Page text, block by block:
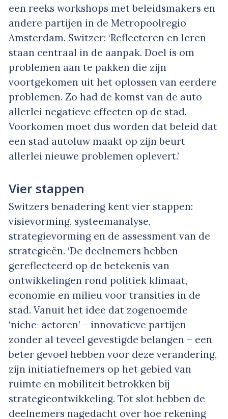
een reeks workshops met beleidsmakers en
andere partijen in de Metropoolregio
Amsterdam. Switzer: ‘Reflecteren en leren
staan centraal in de aanpak. Doel is om
problemen aan te pakken die zijn
voortgekomen uit het oplossen van eerdere
problemen. Zo had de komst van de auto
allerlei negatieve effecten op de stad.
Voorkomen moet dus worden dat beleid dat
een stad autoluw maakt op zijn beurt
allerlei nieuwe problemen oplevert.’
Vier stappen
Switzers benadering kent vier stappen:
visievorming, systeemanalyse,
strategievorming en de assessment van de
strategieën. ‘De deelnemers hebben
gereflecteerd op de betekenis van
ontwikkelingen rond politiek klimaat,
economie en milieu voor transities in de
stad. Vanuit het idee dat zogenoemde
‘niche-actoren’ – innovatieve partijen
zonder al teveel gevestigde belangen – een
beter gevoel hebben voor deze verandering,
zijn initiatiefnemers op het gebied van
ruimte en mobiliteit betrokken bij
strategieontwikkeling. Tot slot hebben de
deelnemers nagedacht over hoe rekening